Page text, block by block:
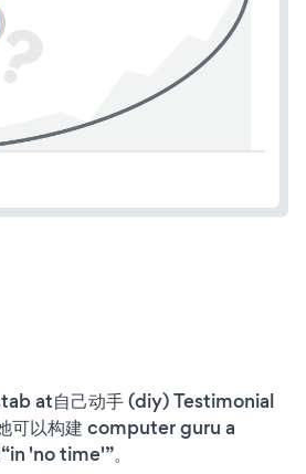
at自己动手 (diy) Testimonial
可以构建 computer guru a
'no time'”。